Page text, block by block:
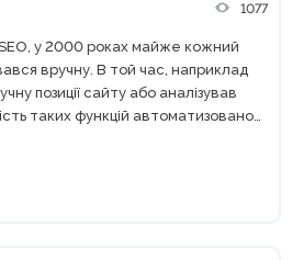
1077
у 2000 роках майже кожний
вручну. В той час, наприклад
позиції сайту або аналізував
таких функцій автоматизовано